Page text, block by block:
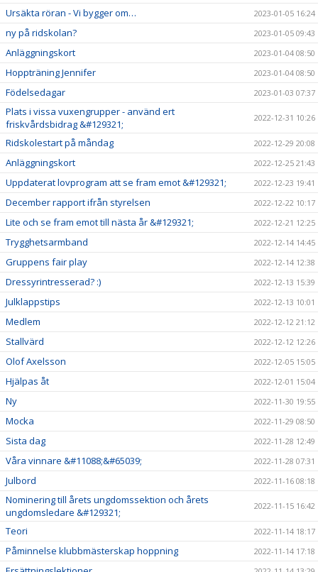
Ursäkta röran - Vi bygger om… 2023-01-05 16:24
ny på ridskolan? 2023-01-05 09:43
Anläggningskort 2023-01-04 08:50
Hoppträning Jennifer 2023-01-04 08:50
Födelsedagar 2023-01-03 07:37
Plats i vissa vuxengrupper - använd ert
friskvårdsbidrag &#129321;
2022-12-31 10:26
Ridskolestart på måndag 2022-12-29 20:08
Anläggningskort 2022-12-25 21:43
Uppdaterat lovprogram att se fram emot &#129321; 2022-12-23 19:41
December rapport ifrån styrelsen 2022-12-22 10:17
Lite och se fram emot till nästa år &#129321; 2022-12-21 12:25
Trygghetsarmband 2022-12-14 14:45
Gruppens fair play 2022-12-14 12:38
Dressyrintresserad? :) 2022-12-13 15:39
Julklappstips 2022-12-13 10:01
Medlem 2022-12-12 21:12
Stallvärd 2022-12-12 12:26
Olof Axelsson 2022-12-05 15:05
Hjälpas åt 2022-12-01 15:04
Ny 2022-11-30 19:55
Mocka 2022-11-29 08:50
Sista dag 2022-11-28 12:49
Våra vinnare &#11088;&#65039; 2022-11-28 07:31
Julbord 2022-11-16 08:18
Nominering till årets ungdomssektion och årets
ungdomsledare &#129321;
2022-11-15 16:42
Teori 2022-11-14 18:17
Påminnelse klubbmästerskap hoppning 2022-11-14 17:18